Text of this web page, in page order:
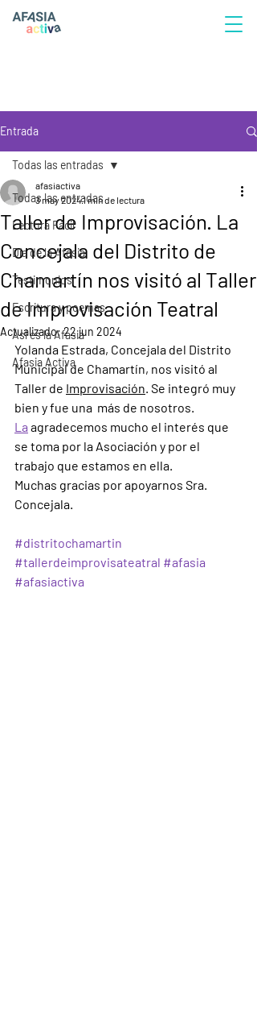
Entrada
Todas las entradas
Lectura Fácil
Día de la Afasia
Testimonios
Escritura y poemas
Así es la Afasia
Afasia Activa
Todas las entradas
Taller de Improvisación. La
Concejala del Distrito de
Chamartín nos visitó al Taller
de Improvisación Teatral
afasiactiva
3 may 20241 min de lectura
Actualizado:22 jun 2024
Yolanda Estrada, Concejala del Distrito
Municipal de Chamartín, nos visitó al
Taller de Improvisación. Se integró muy
bien y fue una  más de nosotros.
La agradecemos mucho el interés que
se toma por la Asociación y por el
trabajo que estamos en ella.
Muchas gracias por apoyarnos Sra.
Concejala.
#distritochamartin
#tallerdeimprovisateatral #afasia
#afasiactiva